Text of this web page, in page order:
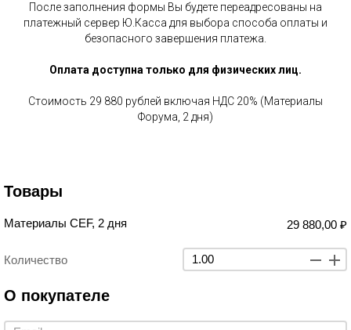
После заполнения формы Вы будете переадресованы на
платежный сервер Ю.Касса для выбора способа оплаты и
безопасного завершения платежа.
Оплата доступна только для физических лиц.
Стоимость 29 880 рублей включая НДС 20% (Материалы
Форума, 2 дня)
Товары
Материалы CEF, 2 дня 29 880,00 ₽
Количество
О покупателе